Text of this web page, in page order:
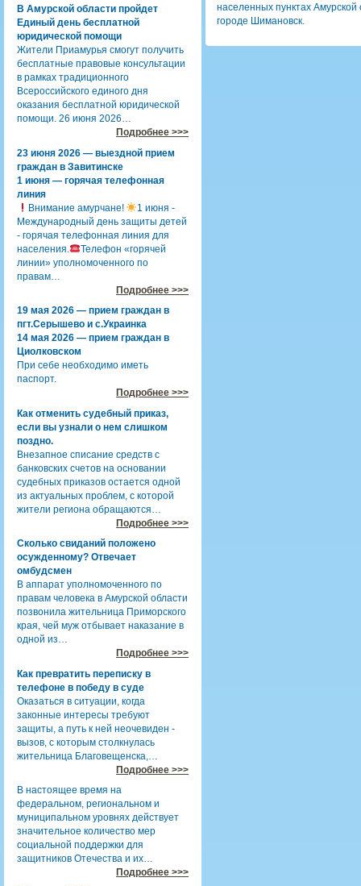
В Амурской области пройдет
Единый день бесплатной
юридической помощи
Жители Приамурья смогут получить
бесплатные правовые консультации
в рамках традиционного
Всероссийского единого дня
оказания бесплатной юридической
помощи. 26 июня 2026…
Подробнее >>>
23 июня 2026 — выездной прием
граждан в Завитинске
1 июня — горячая телефонная
линия
Внимание амурчане!
1 июня -
Международный день защиты детей
- горячая телефонная линия для
населения.
Телефон «горячей
линии» уполномоченного по
правам…
Подробнее >>>
19 мая 2026 — прием граждан в
пгт.Серышево и с.Украинка
14 мая 2026 — прием граждан в
Циолковском
При себе необходимо иметь
паспорт.
Подробнее >>>
Как отменить судебный приказ,
если вы узнали о нем слишком
поздно.
Внезапное списание средств с
банковских счетов на основании
судебных приказов остается одной
из актуальных проблем, с которой
жители региона обращаются…
Подробнее >>>
Сколько свиданий положено
осужденному? Отвечает
омбудсмен
В аппарат уполномоченного по
правам человека в Амурской области
позвонила жительница Приморского
края, чей муж отбывает наказание в
одной из…
Подробнее >>>
Как превратить переписку в
телефоне в победу в суде
Оказаться в ситуации, когда
законные интересы требуют
защиты, а путь к ней неочевиден -
вызов, с которым столкнулась
жительница Благовещенска,…
Подробнее >>>
В настоящее время на
федеральном, региональном и
муниципальном уровнях действует
значительное количество мер
социальной поддержки для
защитников Отечества и их…
Подробнее >>>
населенных пунктах Амурской
городе Шимановск.